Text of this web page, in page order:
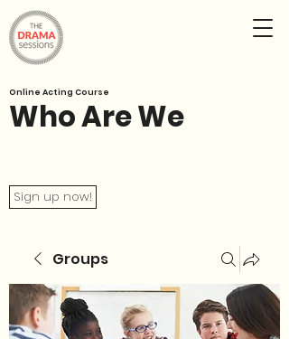
Who Are We
Online Acting Course
Sign up now!
Groups